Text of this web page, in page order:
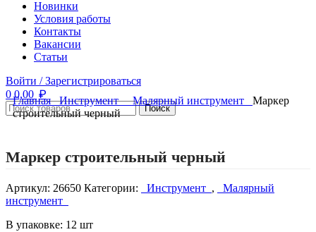
Новинки
Условия работы
Контакты
Вакансии
Статьи
Войти / Зарегистрироваться
00,00 ₽
Поиск
ГлавнаяИнструментМалярный инструмент Маркер
строительный черный
Маркер строительный черный
Артикул: 26650 Категории: Инструмент ,
Малярный
инструмент
В упаковке: 12 шт